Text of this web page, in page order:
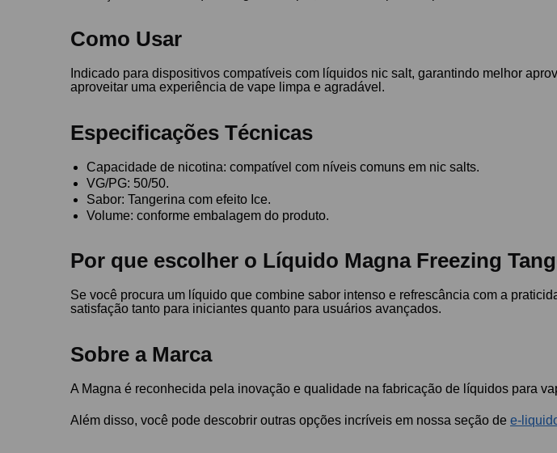
Como Usar
Indicado para dispositivos compatíveis com líquidos nic salt, garantindo melhor
aproveitar uma experiência de vape limpa e agradável.
Especificações Técnicas
Capacidade de nicotina: compatível com níveis comuns em nic salts.
VG/PG: 50/50.
Sabor: Tangerina com efeito Ice.
Volume: conforme embalagem do produto.
Por que escolher o Líquido Magna Freezing
Se você procura um líquido que combine sabor intenso e refrescância com a
satisfação tanto para iniciantes quanto para usuários avançados.
Sobre a Marca
A Magna é reconhecida pela inovação e qualidade na fabricação de líquidos para
Além disso, você pode descobrir outras opções incríveis em nossa seção dee-